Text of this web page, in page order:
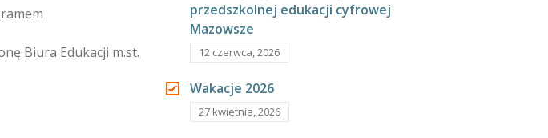
Biura Edukacji m.st.
przedszkolnej edukacji cyfrowej
Mazowsze
12 czerwca, 2026
Wakacje 2026
27 kwietnia, 2026